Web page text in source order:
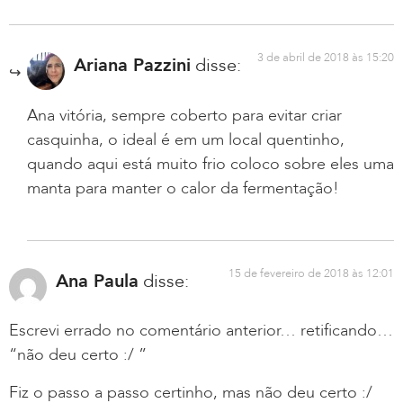
Ariana Pazzini disse: 3 de abril de 2018 às 15:20
Ana vitória, sempre coberto para evitar criar
casquinha, o ideal é em um local quentinho,
quando aqui está muito frio coloco sobre eles uma
manta para manter o calor da fermentação!
Ana Paula disse: 15 de fevereiro de 2018 às 12:01
Escrevi errado no comentário anterior… retificando…
“não deu certo :/ ”
Fiz o passo a passo certinho, mas não deu certo :/